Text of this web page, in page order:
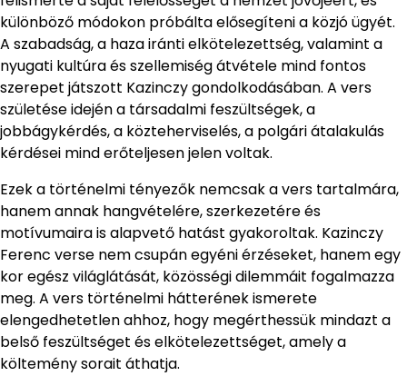
különböző módokon próbálta elősegíteni a közjó ügyét.
A szabadság, a haza iránti elkötelezettség, valamint a
nyugati kultúra és szellemiség átvétele mind fontos
szerepet játszott Kazinczy gondolkodásában. A vers
születése idején a társadalmi feszültségek, a
jobbágykérdés, a közteherviselés, a polgári átalakulás
kérdései mind erőteljesen jelen voltak.
Ezek a történelmi tényezők nemcsak a vers tartalmára,
hanem annak hangvételére, szerkezetére és
motívumaira is alapvető hatást gyakoroltak. Kazinczy
Ferenc verse nem csupán egyéni érzéseket, hanem egy
kor egész világlátását, közösségi dilemmáit fogalmazza
meg. A vers történelmi hátterének ismerete
elengedhetetlen ahhoz, hogy megérthessük mindazt a
belső feszültséget és elkötelezettséget, amely a
költemény sorait áthatja.